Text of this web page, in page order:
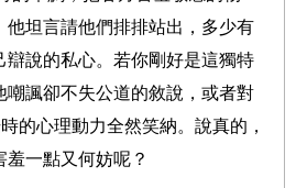
他坦言請他們排排站出，多少有
辯說的私心。若你剛好是這獨特
嘲諷卻不失公道的敘說，或者對
的心理動力全然笑納。說真的，
一點又何妨呢？